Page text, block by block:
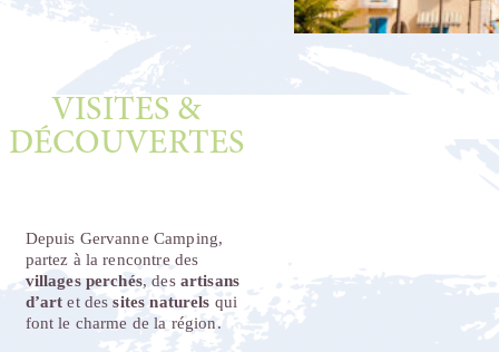
VISITES &
DÉCOUVERTES
Depuis Gervanne Camping,
partez à la rencontre des
villages perchés, des artisans
d’art et dessites naturels qui
font le charme de la région.